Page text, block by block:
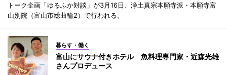
トーク企画「ゆるふか対談」が3月16日、浄土真宗本願寺派・本願寺富
山別院（富山市総曲輪2）で行われる。
暮らす・働く
富山にサウナ付きホテル 魚料理専門家・近森光雄
さんプロデュース